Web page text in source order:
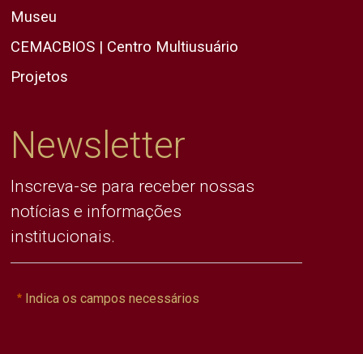
Museu
CEMACBIOS | Centro Multiusuário
Projetos
Newsletter
Inscreva-se para receber nossas
notícias e informações
institucionais.
Indica os campos necessários